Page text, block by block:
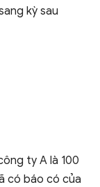
kỳ sau
ty A là 100
có báo có của